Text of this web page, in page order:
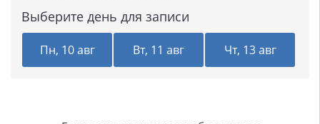
Выберите день для записи
Пн, 10 авг Вт, 11 авг Чт, 13 авг